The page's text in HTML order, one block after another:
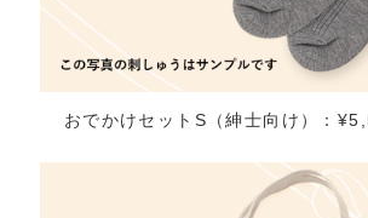
おでかけセットS（紳士向け）：